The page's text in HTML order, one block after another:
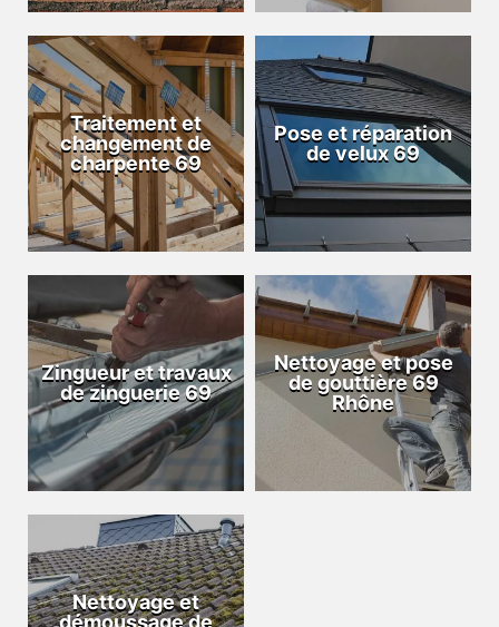
Traitement et
changement de
charpente 69
Pose et réparation
de velux 69
Zingueur et travaux
de zinguerie 69
Nettoyage et pose
de gouttière 69
Rhône
Nettoyage et
démoussage de